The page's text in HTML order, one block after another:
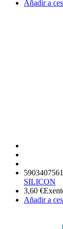
Añadir a
SILICON
3,60 €
Añadir a